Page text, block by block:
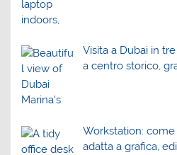
Visita a Dubai in
a centro storico,
Workstation:
adatta a grafica,